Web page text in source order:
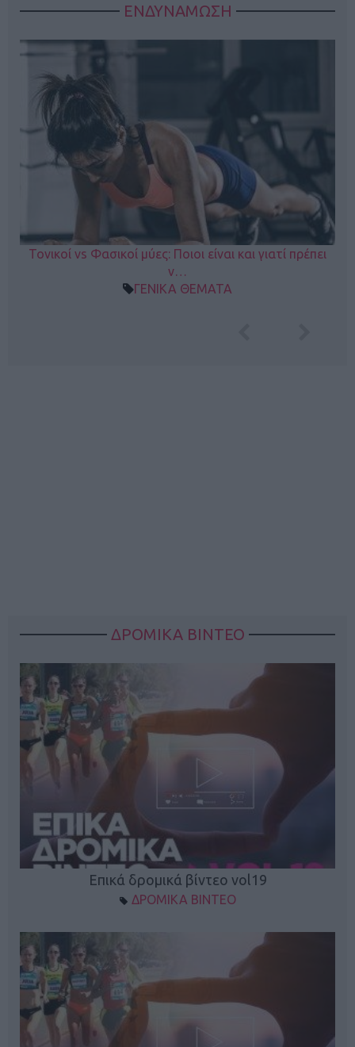
ΕΝΔΥΝΑΜΩΣΗ
Τονικοί vs Φασικοί μύες: Ποιοι είναι και γιατί πρέπει
ν…
ΓΕΝΙΚΑ ΘΕΜΑΤΑ
ΔΡΟΜΙΚΑ ΒΙΝΤΕΟ
Επικά δρομικά βίντεο vol19
ΔΡΟΜΙΚΑ ΒΙΝΤΕΟ